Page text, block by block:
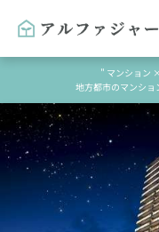
" マンション
地方都市のマンショ